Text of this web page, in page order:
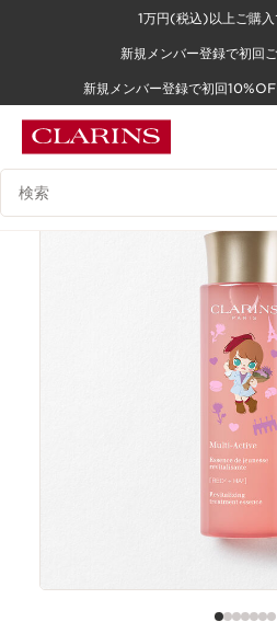
フッターへ移動する。
1万円(税込)以上ご購
新規メンバー登録で初回
新規メンバー登録で初回
検索候補
数量限定